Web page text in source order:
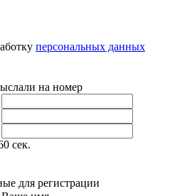
персональных данных
на номер
сек.
для регистрации